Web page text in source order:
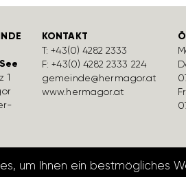
um Ihnen ein bestmögliches
1
KONTAKT
T:+43(0) 4282 2333
F: +43(0) 4282 2333 224
gemeinde@hermagor.at
www.hermagor.at